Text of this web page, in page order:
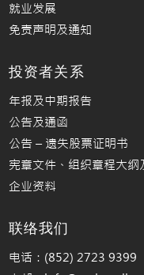
就业发展
免责声明及通知
投资者关系
年报及中期报告
公告及通函
公告 – 遗失股票证明书
宪章文件、组织章程大纲
企业资料
联络我们
电话：(852) 2723 9399